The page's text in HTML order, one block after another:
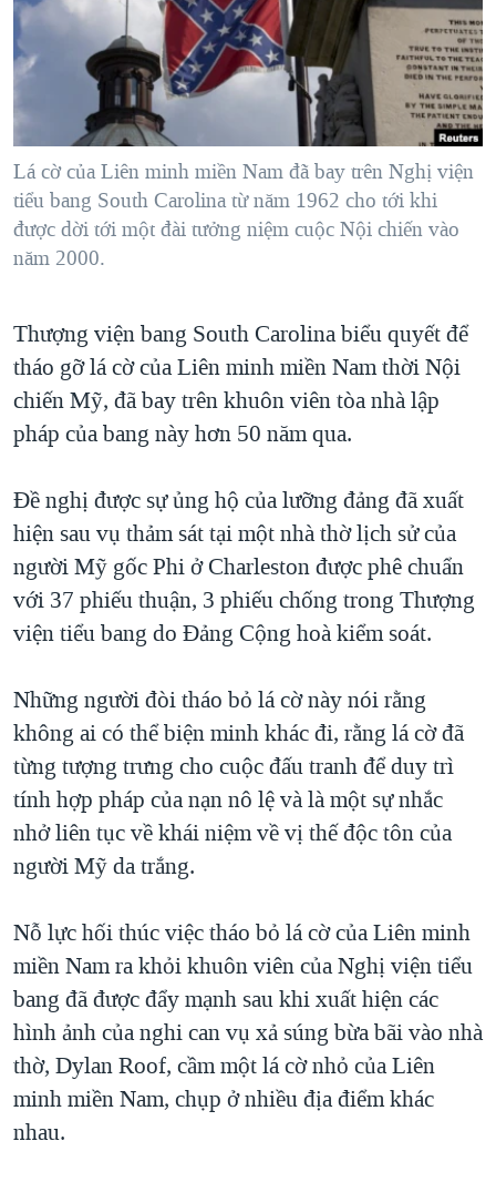
"Tìm"NGƯỜI VIỆT HẢI NGOẠI
ĐỜI SỐNG
KHOA HỌC
SỨC KHOẺ
VĂN HOÁ
THỂ THAO
TẠI
HÀNH TRÌNH BẦU CỬ 2024
MỘT NĂM CHIẾN TRANH TẠI DẢI GAZA
GIẢI MÃ VÀNH ĐAI & CON ĐƯỜNG
NGÀY TỊ NẠN THẾ GIỚI
TRỊNH VĨNH BÌNH - NGƯỜI HẠ 'BÊN THẮNG CUỘC'
GROUND ZERO – XƯA VÀ NAY
CÁC GIÁ TRỊ CỘNG HÒA Ở VIỆT NAM
THƯỢNG ĐỈNH TRUMP-KIM TẠI VIỆT NAM
TRỊNH VĨNH BÌNH VS. CHÍNH PHỦ VIỆT NAM
NGƯ DÂN VIỆT VÀ LÀN SÓNG TRỘM HẢI SÂM
QUAN HỆ VIỆT MỸ
VIDEO
NGHE
MẠNG XÃ HỘI
Ngôn ngữ khác
Lá cờ của Liên minh miền Nam đã bay trên Nghị viện
tiểu bang South Carolina từ năm 1962 cho tới khi
được dời tới một đài tưởng niệm cuộc Nội chiến vào
năm 2000.
Thượng viện bang South Carolina biểu quyết để
tháo gỡ lá cờ của Liên minh miền Nam thời Nội
chiến Mỹ, đã bay trên khuôn viên tòa nhà lập
pháp của bang này hơn 50 năm qua.
Đề nghị được sự ủng hộ của lưỡng đảng đã xuất
hiện sau vụ thảm sát tại một nhà thờ lịch sử của
người Mỹ gốc Phi ở Charleston được phê chuẩn
với 37 phiếu thuận, 3 phiếu chống trong Thượng
viện tiểu bang do Đảng Cộng hoà kiểm soát.
Những người đòi tháo bỏ lá cờ này nói rằng
không ai có thể biện minh khác đi, rằng lá cờ đã
từng tượng trưng cho cuộc đấu tranh để duy trì
tính hợp pháp của nạn nô lệ và là một sự nhắc
nhở liên tục về khái niệm về vị thế độc tôn của
người Mỹ da trắng.
Nỗ lực hối thúc việc tháo bỏ lá cờ của Liên minh
miền Nam ra khỏi khuôn viên của Nghị viện tiểu
bang đã được đẩy mạnh sau khi xuất hiện các
hình ảnh của nghi can vụ xả súng bừa bãi vào nhà
thờ, Dylan Roof, cầm một lá cờ nhỏ của Liên
minh miền Nam, chụp ở nhiều địa điểm khác
nhau.